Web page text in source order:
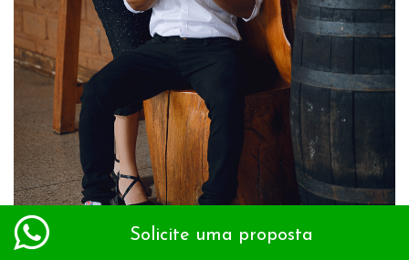
Solicite uma proposta